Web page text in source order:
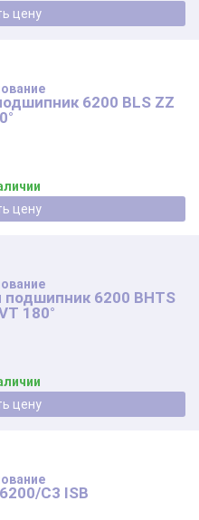
Уточнить цену
6200 BLS ZZ
Уточнить цену
6200 BHTS
180°
Уточнить цену
C3 ISB